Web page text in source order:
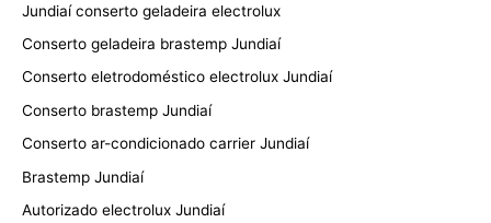
Jundiaí conserto geladeira electrolux
Conserto geladeira brastemp Jundiaí
Conserto eletrodoméstico electrolux Jundiaí
Conserto brastemp Jundiaí
Conserto ar-condicionado carrier Jundiaí
Brastemp Jundiaí
Autorizado electrolux Jundiaí